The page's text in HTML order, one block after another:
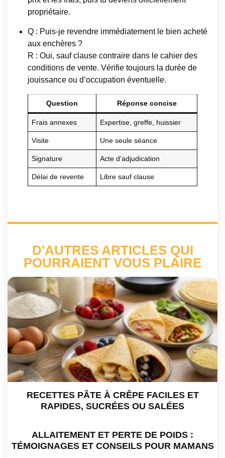
propriétaire.
Q : Puis-je revendre immédiatement le bien acheté
aux enchères ?
R : Oui, sauf clause contraire dans le cahier des
conditions de vente. Vérifie toujours la durée de
jouissance ou d’occupation éventuelle.
Question Réponse concise
Frais annexes Expertise, greffe, huissier
Visite Une seule séance
Signature Acte d’adjudication
Délai de revente Libre sauf clause
D'AUTRES ARTICLES QUI
POURRAIENT VOUS PLAIRE
RECETTES PÂTE À CRÊPE FACILES ET
RAPIDES, SUCRÉES OU SALÉES
ALLAITEMENT ET PERTE DE POIDS :
TÉMOIGNAGES ET CONSEILS POUR MAMANS